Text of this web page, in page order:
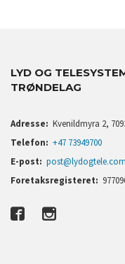
LYD OG
TRØNDELAG
Adresse: Kvenildmyra 2,
Telefon: +47 73949700
E-post: post@lydogtele.com
Foretaksregisteret: